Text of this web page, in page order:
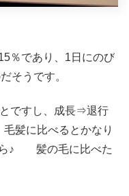
％であり、1日にのび
そうです。
ですし、成長⇒退行
髪に比べるとかなり
ら♪ 髪の毛に比べた